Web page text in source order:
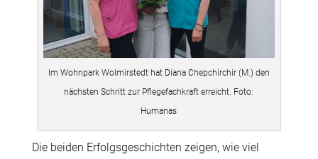
Im Wohnpark Wolmirstedt hat Diana Chepchirchir (M.) den
nächsten Schritt zur Pflegefachkraft erreicht. Foto:
Humanas
Die beiden Erfolgsgeschichten zeigen, wie viel